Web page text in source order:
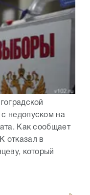
с недопуском на
Как сообщает
отказал в
который